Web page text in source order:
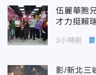
伍麗華胞
才力挺賴
3小時前
影/新北三